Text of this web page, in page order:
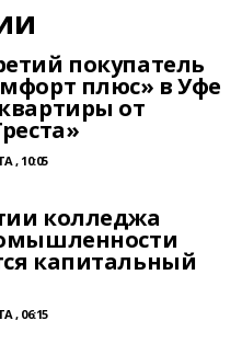
покупатель
плюс» в Уфе
от
, 10:05
колледжа
капитальный
, 06:15